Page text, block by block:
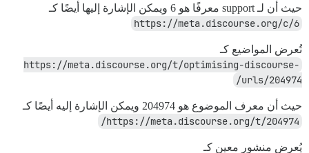
حيث أن لـ support معرفًا هو 6 ويمكن الإشارة إليها أيضًا كـ
https://meta.discourse.org/c/6
تُعرض المواضيع كـ
https://meta.discourse.org/t/optimising-discourse-
urls/204974/
حيث أن معرف الموضوع هو 204974 ويمكن الإشارة إليه أيضًا كـ
https://meta.discourse.org/t/204974/
يُعرض منشور معين كـ